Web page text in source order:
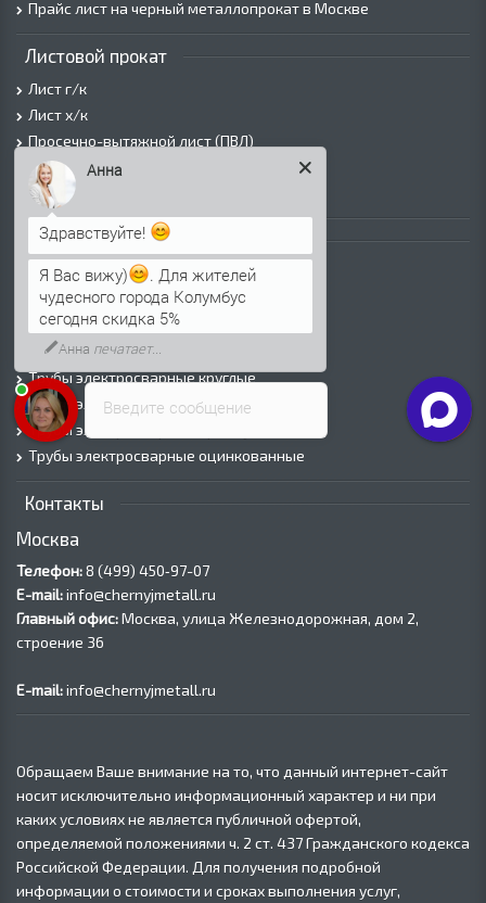
Прайс лист на черный металлопрокат в Москве
Листовой прокат
Лист г/к
Лист х/к
Просечно-вытяжной лист (ПВЛ)
Лист рифленый
Лист оцинкованный
Трубы
Трубы горячедеформированные
Труба холоднодеформированная
Трубы ВГП (Водогазопроводные)
Трубы ВГП оцинкованные
Трубы электросварные круглые
Трубы электросварные квадратные
Трубы электросварные прямоугольные
Трубы электросварные оцинкованные
Контакты
Москва
Телефон:8 (499) 450‑97-07
E-mail:info@chernyjmetall.ru
Главный офис:Москва, улица Железнодорожная, дом 2,
строение 36
E-mail:info@chernyjmetall.ru
Обращаем Ваше внимание на то, что данный интернет-сайт
носит исключительно информационный характер и ни при
каких условиях не является публичной офертой,
определяемой положениями ч. 2 ст. 437 Гражданского кодекса
Российской Федерации. Для получения подробной
информации о стоимости и сроках выполнения услуг,
Введите сообщение
Анна
Здравствуйте!
Я Вас вижу)
. Для жителей
чудесного города Колумбус
сегодня скидка 5%
Анна печатает...